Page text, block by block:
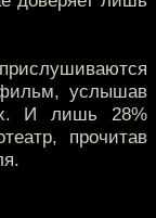
услышав
И лишь 28%
прочитав